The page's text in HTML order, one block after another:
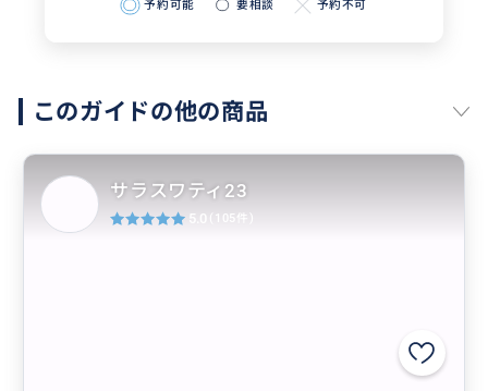
予約可能 要相談 予約不可
このガイドの他の商品
サラスワティ23
5.0 (105件)